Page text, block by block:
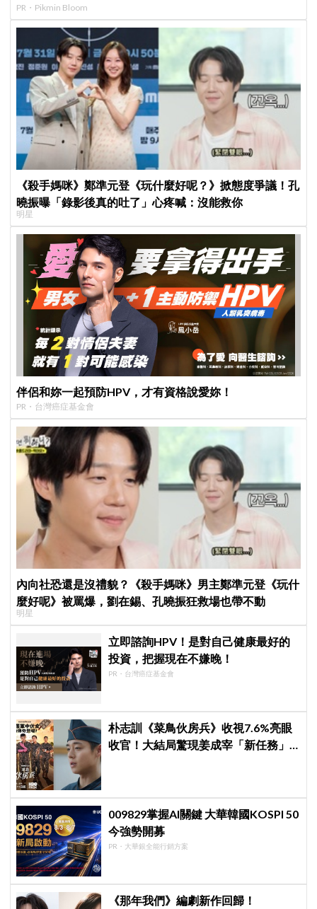
PR・Pikmin Bloom
《殺手媽咪》鄭準元登《玩什麼好呢？》掀態度爭議！孔
曉振曝「錄影後真的吐了」心疼喊：沒能救你
明星
伴侶和妳一起預防HPV，才有資格說愛妳！
PR・台灣癌症基金會
內向社恐還是沒禮貌？《殺手媽咪》男主鄭準元登《玩什
麼好呢》被罵爆，劉在錫、孔曉振狂救場也帶不動
明星
立即諮詢HPV！是對自己健康最好的
投資，把握現在不嫌晚！
PR・台灣癌症基金會
朴志訓《菜鳥伙房兵》收視7.6%亮眼
收官！大結局驚現姜成宰「新任務」
009829掌握AI關鍵 大華韓國KOSPI 50
今強勢開募
PR・大華銀全能行銷方案
《那年我們》編劇新作回歸！